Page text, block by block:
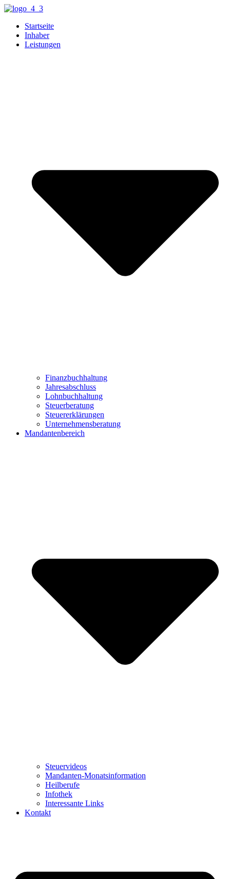
Zum
springenStartseite
Inhaber
Leistungen
Finanzbuchhaltung
Jahresabschluss
Lohnbuchhaltung
Steuerberatung
Steuererklärungen
Unternehmensberatung
Mandantenbereich
Steuervideos
Mandanten-Monatsinformation
Heilberufe
Infothek
Interessante Links
Kontakt